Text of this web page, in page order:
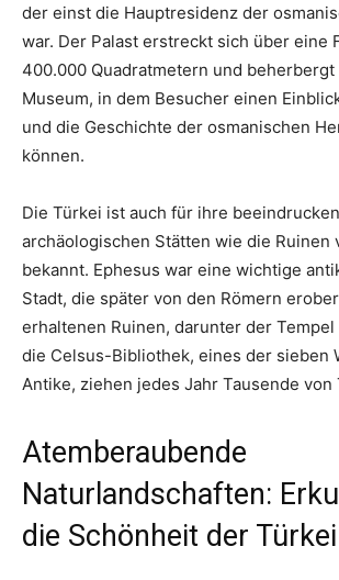
der einst die Hauptresidenz der
war. Der Palast erstreckt sich über eine
400.000 Quadratmetern und beherbergt
Museum, in dem Besucher einen
und die Geschichte der osmanischen
können.
Die Türkei ist auch für ihre
archäologischen Stätten wie die Ruinen
bekannt. Ephesus war eine wichtige
Stadt, die später von den Römern
erhaltenen Ruinen, darunter der
die Celsus-Bibliothek, eines der sieben
Antike, ziehen jedes Jahr Tausende von
Atemberaubende
Naturlandschaften:
die Schönheit der Türkei